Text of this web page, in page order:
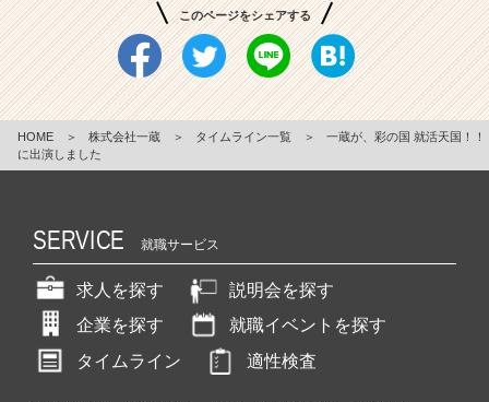
このページをシェアする
HOME ＞ 株式会社一蔵 ＞ タイムライン一覧 ＞
一蔵が、彩の国 就活天国！！
に出演しました
SERVICE 就職サービス
求人を探す
説明会を探す
企業を探す
就職イベントを探す
タイムライン
適性検査